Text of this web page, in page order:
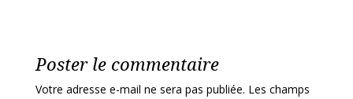
Poster le commentaire
Votre adresse e-mail ne sera pas publiée. Les champs